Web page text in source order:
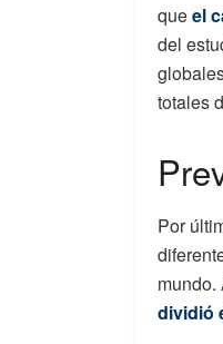
queel
del
totales
Por
mundo.
dividió